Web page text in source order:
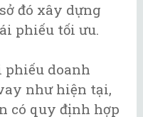
đó xây dựng
phiếu tối ưu.
doanh
như hiện tại,
có quy định hợp